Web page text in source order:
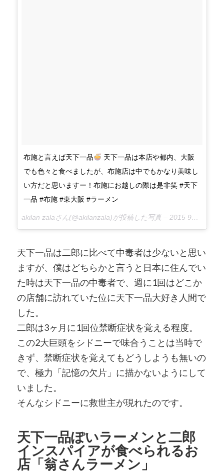
布施と言えば天下一品
天下一品は本店や都内、大阪
でも色々と食べましたが、布施店は中でもかなり美味し
い方だと思いますー！布施にお越しの際は是非笑 #天下
一品 #布施 #東大阪 #ラーメン
akilan zalaさん(@akilanzala)が投稿した写真 – 2015 9月 16 8:09午後 PDT
天下一品は二郎に比べて中毒者は少ないと思い
ますが、僕はどちらかと言うと日本に住んでい
た時は天下一品の中毒者で、週に1回はどこか
の店舗に訪れていた位に天下一品大好き人間で
した。
二郎は3ヶ月に1回位禁断症状を覚える程度。
この2大巨頭をシドニーで味合うことは当時で
きず、禁断症状を覚えてもどうしようも無いの
で、極力「記憶の欠片」に描かないようにして
いました。
そんなシドニーに救世主が現れたのです。
天下一品ぽいラーメンと二郎
インスパイアが食べられるお
店「翁さんラーメン」